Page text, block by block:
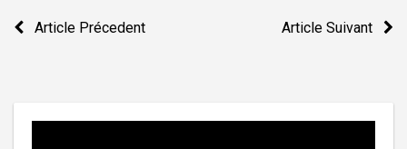
Navigation
Article Précedent Article Suivant